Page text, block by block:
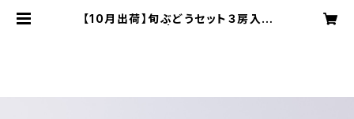
【10月出荷】旬ぶどうセット３房入り